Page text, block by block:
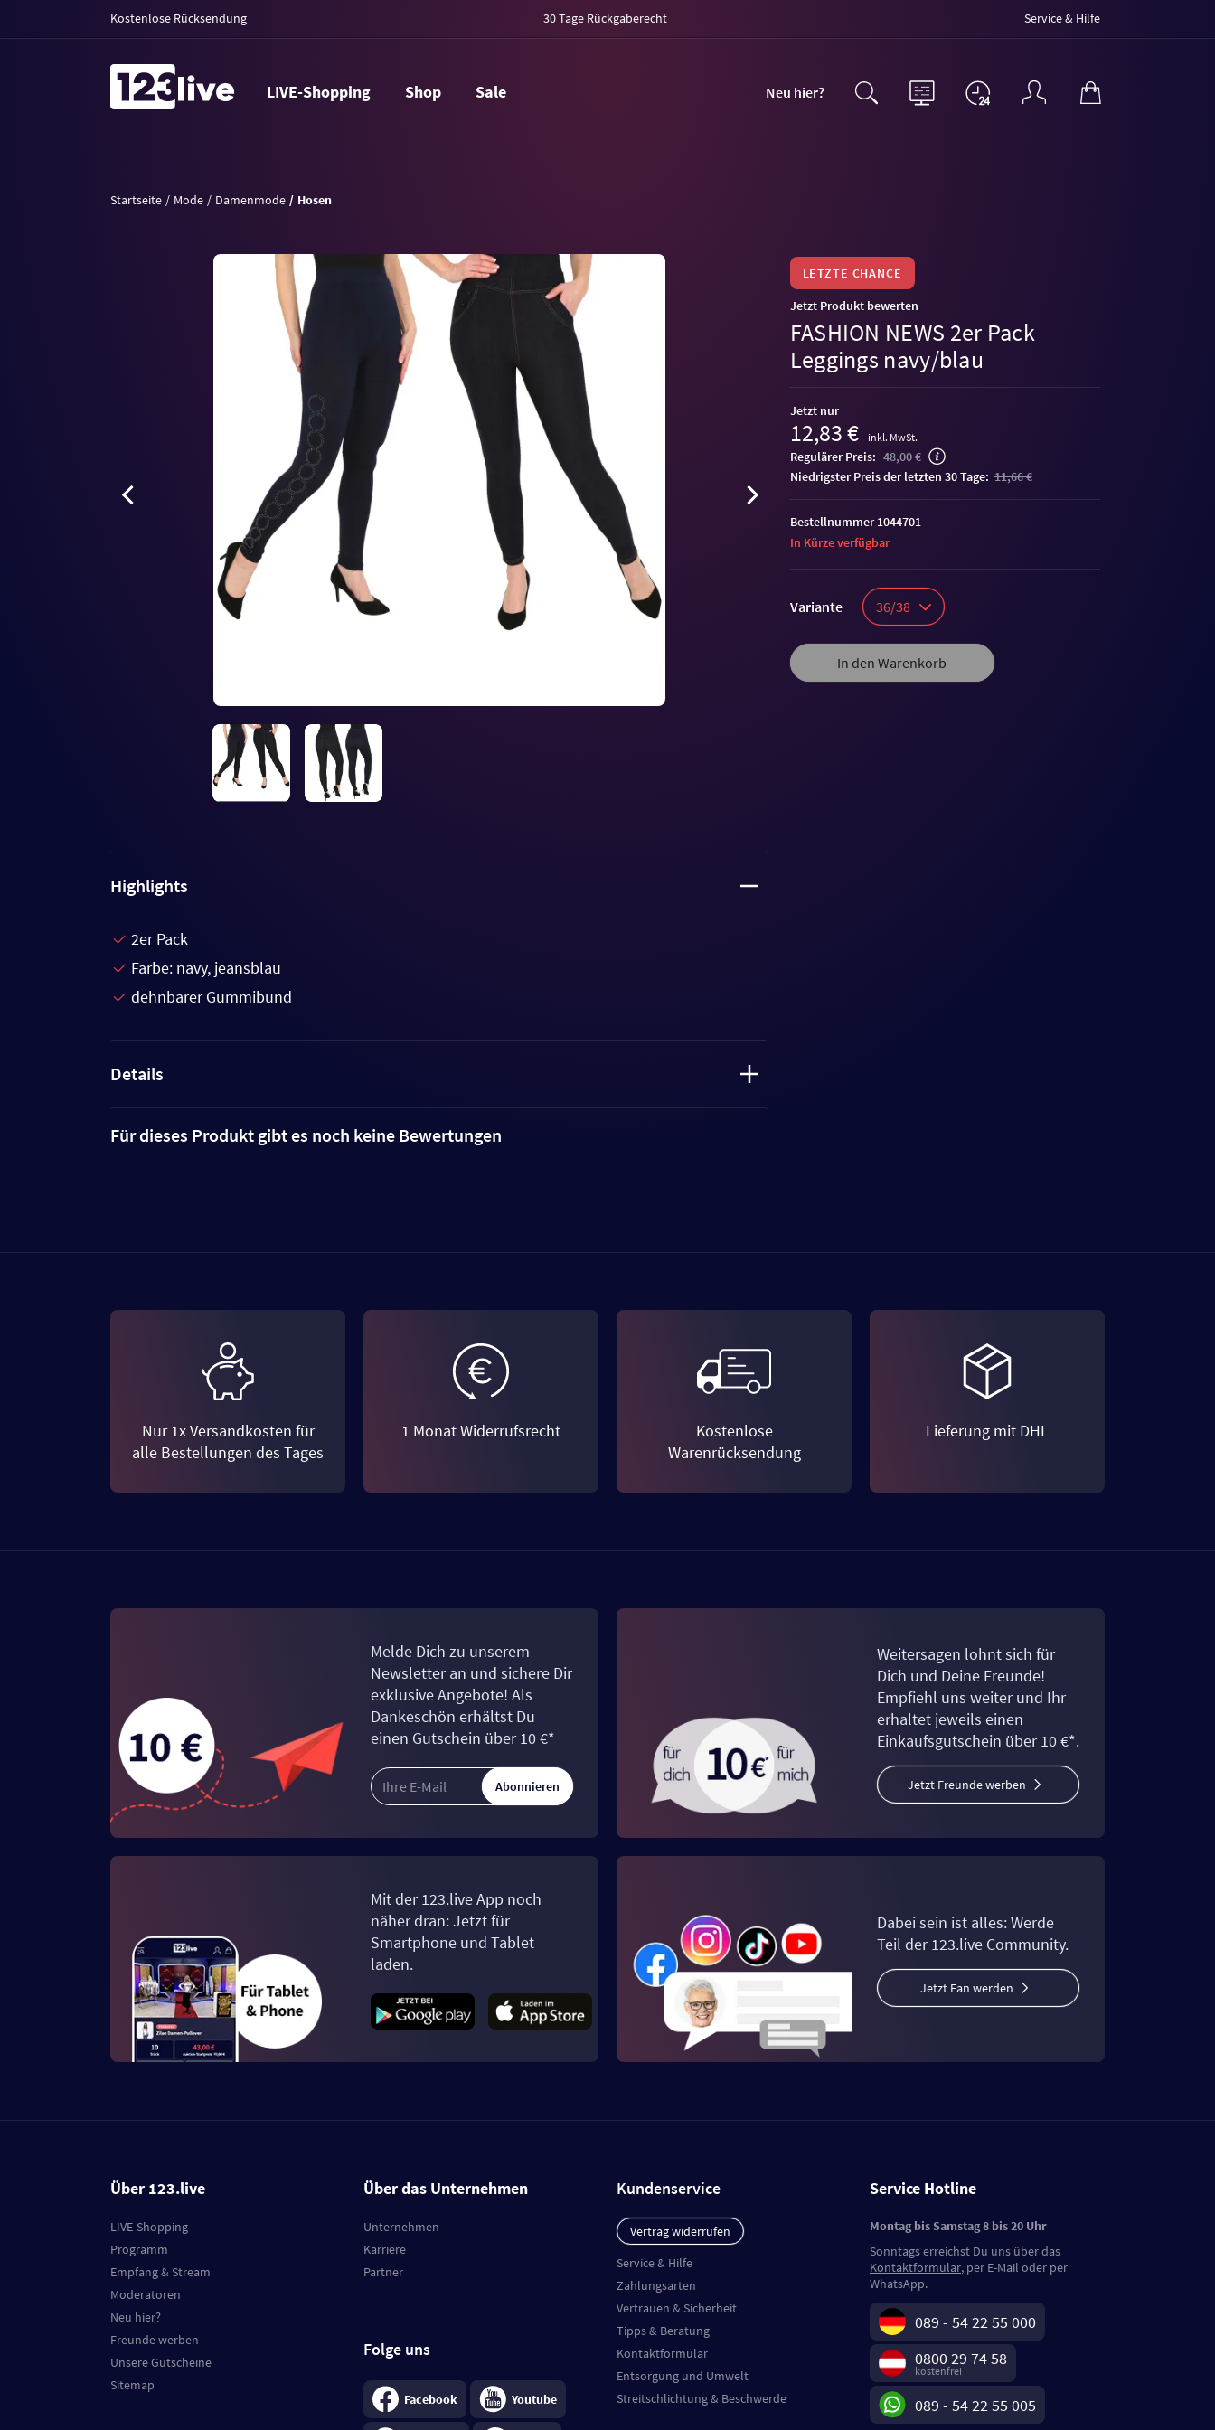
Kostenlose Rücksendung 30 Tage Rückgaberecht Service & Hilfe
LIVE-Shopping Shop Sale Neu hier?
Startseite Mode Damenmode Hosen
LETZTE CHANCE
Jetzt Produkt bewerten
FASHION NEWS 2er Pack
Leggings navy/blau
Jetzt nur
12,83 € inkl. MwSt.
Regulärer Preis: 48,00 €
niedrigster Preis der letzten 30 Tage: 11,66 €
Variante 36/38
In den Warenkorb
Bestellnummer 1044701
In Kürze verfügbar
Highlights
2er Pack
Farbe: navy, jeansblau
dehnbarer Gummibund
Details
Für dieses Produkt gibt es noch keine Bewertungen
Nur 1x Versandkosten für
alle Bestellungen des Tages
1 Monat Widerrufsrecht
Kostenlose
Warenrücksendung
Lieferung mit DHL
Melde Dich zu unserem
Newsletter an und sichere Dir
exklusive Angebote! Als
Dankeschön erhältst Du
einen Gutschein über 10 €*
Abonnieren
Weitersagen lohnt sich für
Dich und Deine Freunde!
Empfiehl uns weiter und Ihr
erhaltet jeweils einen
Einkaufsgutschein über 10 €*.
Jetzt Freunde werben
Mit der 123.live App noch
näher dran: Jetzt für
Smartphone und Tablet
laden.
Dabei sein ist alles: Werde
Teil der 123.live Community.
Jetzt Fan werden
Über 123.live
LIVE-Shopping
Programm
Empfang & Stream
Moderatoren
Neu hier?
Freunde werben
Unsere Gutscheine
Sitemap
Über das Unternehmen
Unternehmen
Karriere
Partner
Folge uns
Facebook Youtube
Kundenservice
Vertrag widerrufen
Service & Hilfe
Zahlungsarten
Vertrauen & Sicherheit
Tipps & Beratung
Kontaktformular
Entsorgung und Umwelt
Streitschlichtung & Beschwerde
Service Hotline
Montag bis Samstag 8 bis 20 Uhr
Sonntags erreichst Du uns über das
Kontaktformular, per E-Mail oder per
WhatsApp.
089 - 54 22 55 000
0800 29 74 58
kostenfrei
089 - 54 22 55 005